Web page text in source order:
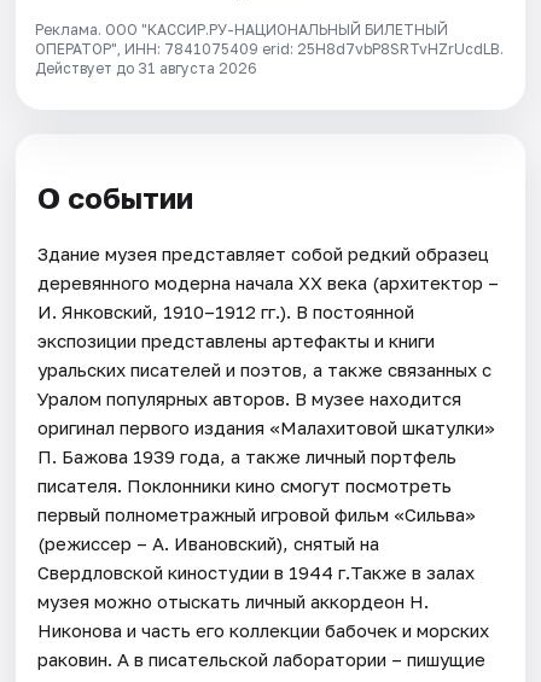
Реклама. ООО "КАССИР.РУ-НАЦИОНАЛЬНЫЙ БИЛЕТНЫЙ
ОПЕРАТОР", ИНН: 7841075409 erid: 25H8d7vbP8SRTvHZrUcdLB.
Действует до 31 августа 2026
О событии
Здание музея представляет собой редкий образец
деревянного модерна начала XX века (архитектор –
И. Янковский, 1910–1912 гг.). В постоянной
экспозиции представлены артефакты и книги
уральских писателей и поэтов, а также связанных с
Уралом популярных авторов. В музее находится
оригинал первого издания «Малахитовой шкатулки»
П. Бажова 1939 года, а также личный портфель
писателя. Поклонники кино смогут посмотреть
первый полнометражный игровой фильм «Сильва»
(режиссер – А. Ивановский), снятый на
Свердловской киностудии в 1944 г.Также в залах
музея можно отыскать личный аккордеон Н.
Никонова и часть его коллекции бабочек и морских
раковин. А в писательской лаборатории – пишущие